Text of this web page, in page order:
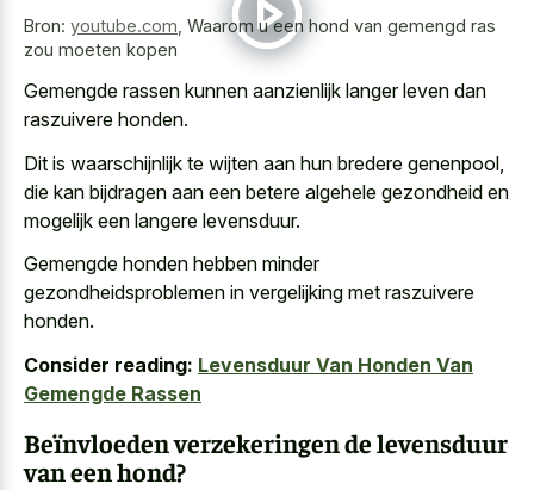
Bron: youtube.com Waarom u een hond van gemengd ras
zou moeten kopen
Gemengde rassen kunnen aanzienlijk langer leven dan
raszuivere honden.
Dit is waarschijnlijk te wijten aan hun bredere genenpool,
die kan bijdragen aan een betere algehele gezondheid en
mogelijk een langere levensduur.
Gemengde honden hebben minder
gezondheidsproblemen in vergelijking met raszuivere
honden.
Consider reading: Levensduur Van Honden Van
Gemengde Rassen
Beïnvloeden verzekeringen de levensduur
van een hond?